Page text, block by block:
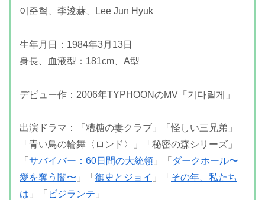
이준혁、 李浚赫、Lee Jun Hyuk
生年月日：1984年3月13日
身長、血液型：181cm、A型
デビュー作：2006年TYPHOONのMV「기다릴게」
出演ドラマ：「糟糖の妻クラブ」「怪しい三兄弟」
「青い鳥の輪舞〈ロンド〉」「秘密の森シリーズ」
「 サバイバー：60日間の大統領 」「 ダークホール〜
愛を奪う闇〜 」「 御史とジョイ 」「 その年、私たち
は 」「 ビジランテ 」